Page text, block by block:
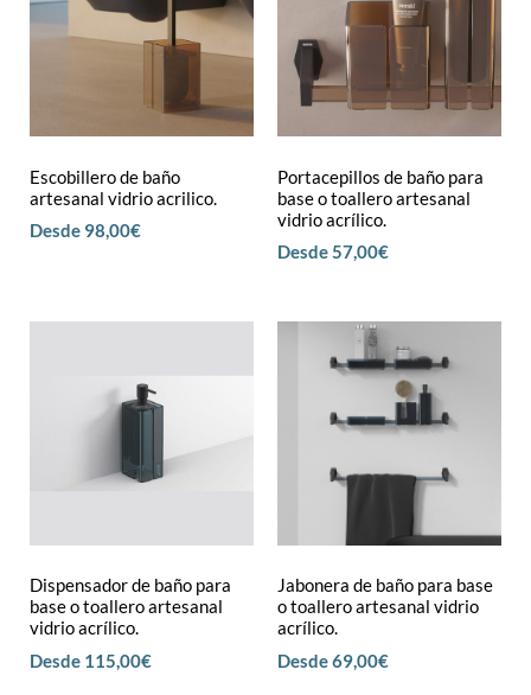
Escobillero de baño
artesanal vidrio acrilico.
Desde 98,00€
Portacepillos de baño para
base o toallero artesanal
vidrio acrílico.
Desde57,00€
Dispensador de baño para
base o toallero artesanal
vidrio acrílico.
Desde 115,00€
Jabonera de baño para base
o toallero artesanal vidrio
acrílico.
Desde69,00€